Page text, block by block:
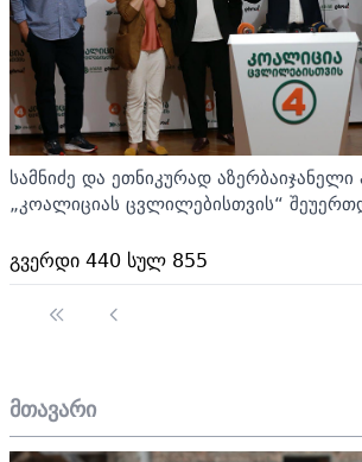
სამნიძე და ეთნიკურად აზერბაიჯანელი
„კოალიციას ცვლილებისთვის“
გვერდი 440 სულ 855
მთავარი